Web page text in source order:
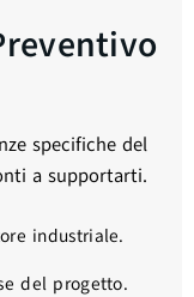
specifiche del
a supportarti.
industriale.
del progetto.